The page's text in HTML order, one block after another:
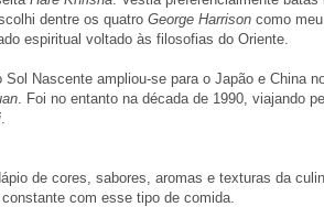
dentre os quatro George Harrison como
espiritual voltado às filosofias do Oriente.
Nascente ampliou-se para o Japão e China
. Foi no entanto na década de 1990, viajando
de cores, sabores, aromas e texturas da
com esse tipo de comida.